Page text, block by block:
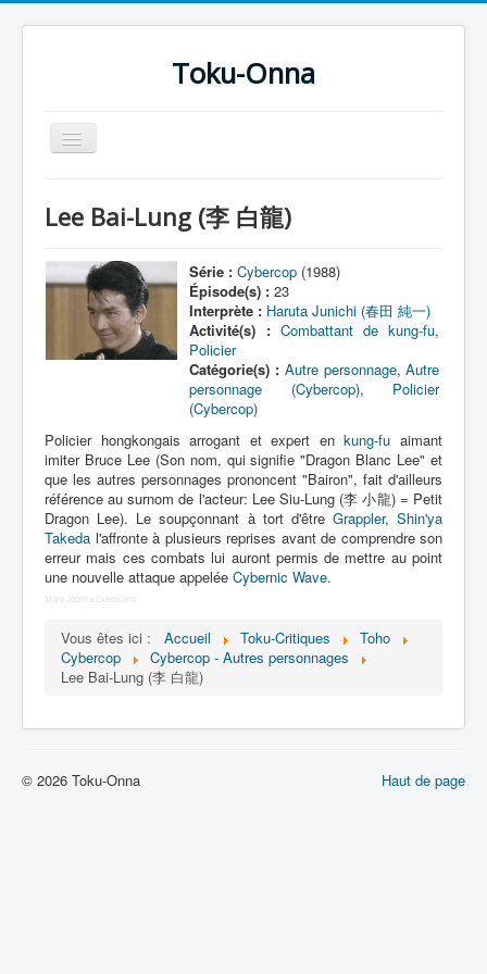
Toku-Onna
Basculer
la
Toku-Actrices
Toku-Critiques
Séries
Films
Artiste Asperger
Lexique
Dennô keisatsu Cybercop (電脳 警
察 サイバーコップ) = Police
cerveau électronique Cybercop
Série
Personnages
Lieux
Lee Bai-Lung (李 白龍)
Série : Cybercop (1988)
Épisode(s) : 23
Interprète : Haruta Junichi (春田 純一)
Activité(s) : Combattant de kung-fu,
Policier
Catégorie(s) : Autre personnage,Autre
personnage (Cybercop), Policier
(Cybercop)
Policier hongkongais arrogant et expert enkung-fu aimant
imiter Bruce Lee (Son nom, qui signifie "Dragon Blanc Lee" et
que les autres personnages prononcent "Bairon", fait d'ailleurs
référence au surnom de l'acteur: Lee Siu-Lung (李 小龍) = Petit
Dragon Lee). Le soupçonnant à tort d'être Grappler, Shin'ya
Takeda l'affronte à plusieurs reprises avant de comprendre son
erreur mais ces combats lui auront permis de mettre au point
une nouvelle attaque appelée Cybernic Wave.
More Joomla Extensions
Vous êtes ici : Accueil Toku-Critiques
Toho
Cybercop
Cybercop - Autres personnages
Lee Bai-Lung (李 白龍)
Haut de page
© 2026 Toku-Onna